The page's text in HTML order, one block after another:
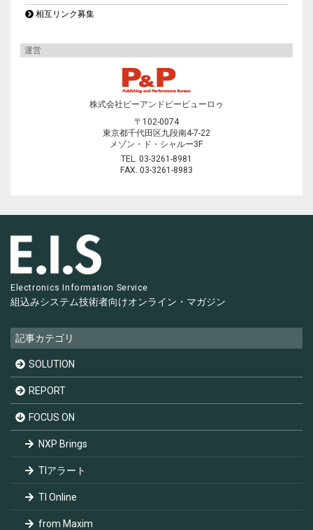
相互リンク募集
運営
株式会社ピーアンドピービューロゥ
〒102-0074
東京都千代田区九段南4-7-22
メゾン・ド・シャルー3F
TEL. 03-3261-8981
FAX. 03-3261-8983
Electronics Information Service
組込みシステム技術者向けオンライン・マガジン
記事カテゴリ
SOLUTION
REPORT
FOCUS ON
NXP Brings
TIアラート
TI Online
from Maxim